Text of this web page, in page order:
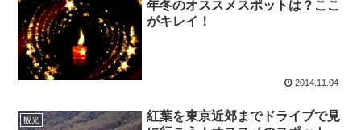
年冬のオススメスポットは？ここ
がキレイ！
2014.11.04
観光
紅葉を東京近郊までドライブで見